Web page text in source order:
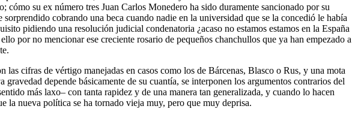
su ex número tres Juan Carlos Monedero ha sido duramente sancionado por su
cobrando una beca cuando nadie en la universidad que se la concedió le había
pidiendo una resolución judicial condenatoria ¿acaso no estamos estamos en la España
por no mencionar ese creciente rosario de pequeños chanchullos que ya han empezado a
cifras de vértigo manejadas en casos como los de Bárcenas, Blasco o Rus, y una mota
depende básicamente de su cuantía, se interponen los argumentos contrarios del
más laxo– con tanta rapidez y de una manera tan generalizada, y cuando lo hacen
la nueva política se ha tornado vieja muy, pero que muy deprisa.